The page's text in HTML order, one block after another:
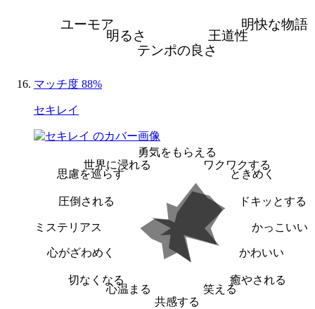
明快な物語
王道性
テンポの良さ
明るさ
ユーモア
マッチ度 88%
セキレイ
勇気をもらえる
ワクワクする
ときめく
ドキッとする
かっこいい
かわいい
癒やされる
笑える
共感する
心温まる
切なくなる
心がざわめく
ミステリアス
圧倒される
思慮を巡らす
世界に浸れる